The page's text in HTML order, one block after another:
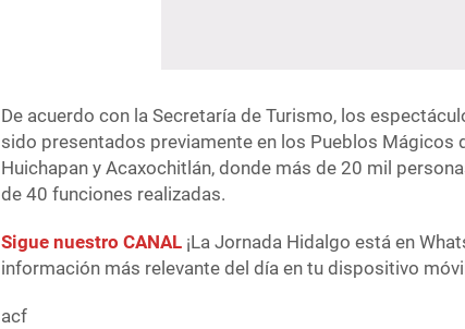
De acuerdo con la Secretaría de Turismo, los
sido presentados previamente en los Pueblos Mágicos
Huichapan y Acaxochitlán, donde más de 20 mil
de 40 funciones realizadas.
Sigue nuestro CANAL ¡La Jornada Hidalgo está en
información más relevante del día en tu dispositivo
acf